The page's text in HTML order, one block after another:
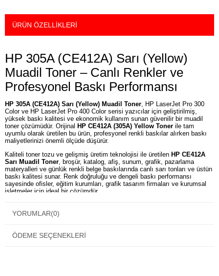
ÜRÜN ÖZELLIKLERI
HP 305A (CE412A) Sarı (Yellow)
Muadil Toner – Canlı Renkler ve
Profesyonel Baskı Performansı
HP 305A (CE412A) Sarı (Yellow) Muadil Toner, HP LaserJet Pro 300
Color ve HP LaserJet Pro 400 Color serisi yazıcılar için geliştirilmiş,
yüksek baskı kalitesi ve ekonomik kullanım sunan güvenilir bir muadil
toner çözümüdür. Orijinal HP CE412A (305A) Yellow Toner ile tam
uyumlu olarak üretilen bu ürün, profesyonel renkli baskılar alırken baskı
maliyetlerinizi önemli ölçüde düşürür.
Kaliteli toner tozu ve gelişmiş üretim teknolojisi ile üretilen HP CE412A
Sarı Muadil Toner , broşür, katalog, afiş, sunum, grafik, pazarlama
materyalleri ve günlük renkli belge baskılarında canlı sarı tonları ve üstün
baskı kalitesi sunar. Renk doğruluğu ve dengeli baskı performansı
sayesinde ofisler, eğitim kurumları, grafik tasarım firmaları ve kurumsal
işletmeler için ideal bir çözümdür.
HP 305A (CE412A) toner ile tam uyumludur.
Profesyonel renk doğruluğu ile kaliteli çıktılar üretir.
YORUMLAR(0)
ÖDEME SEÇENEKLERI